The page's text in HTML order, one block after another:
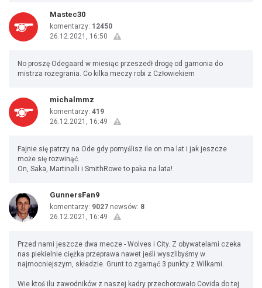
Mastec30
komentarzy: 12450
26.12.2021, 16:50
No proszę Odegaard w miesiąc przeszedł drogę od gamonia do
mistrza rozegrania. Co kilka meczy robi z Człowiekiem
michalmmz
komentarzy: 419
26.12.2021, 16:49
Fajnie się patrzy na Ode gdy pomyślisz ile on ma lat i jak jeszcze
może się rozwinąć.
On, Saka, Martinelli i SmithRowe to paka na lata!
GunnersFan9
komentarzy: 9027 newsów: 8
26.12.2021, 16:49
Przed nami jeszcze dwa mecze - Wolves i City. Z obywatelami czeka
nas piekielnie ciężka przeprawa nawet jeśli wyszlibyśmy w
najmocniejszym, składzie. Grunt to zgarnąć 3 punkty z Wilkami.
Wie ktoś ilu zawodników z naszej kadry przechorowało Covida do tej